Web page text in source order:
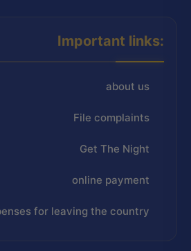
Important links:
about us
File complaints
Get The Night
online payment
for leaving the country